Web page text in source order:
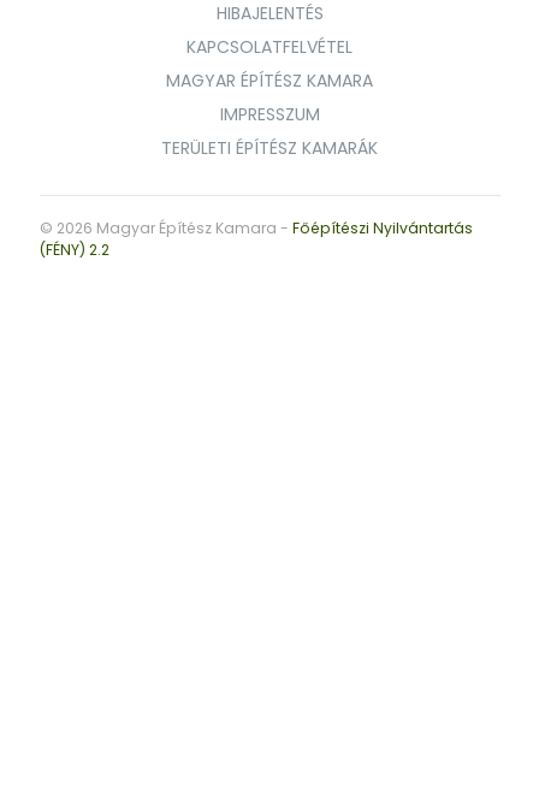
HIBAJELENTÉS
KAPCSOLATFELVÉTEL
MAGYAR ÉPÍTÉSZ KAMARA
IMPRESSZUM
TERÜLETI ÉPÍTÉSZ KAMARÁK
© 2026 Magyar Építész Kamara - Főépítészi Nyilvántartás
(FÉNY) 2.2